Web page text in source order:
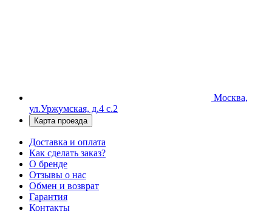
Москва,
ул.Уржумская, д.4 с.2
Карта проезда
Доставка и оплата
Как сделать заказ?
О бренде
Отзывы о нас
Обмен и возврат
Гарантия
Контакты